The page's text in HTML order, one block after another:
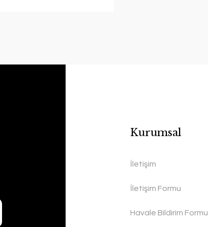
Kurumsal
İletişim
İletişim Formu
Havale Bildirim Formu